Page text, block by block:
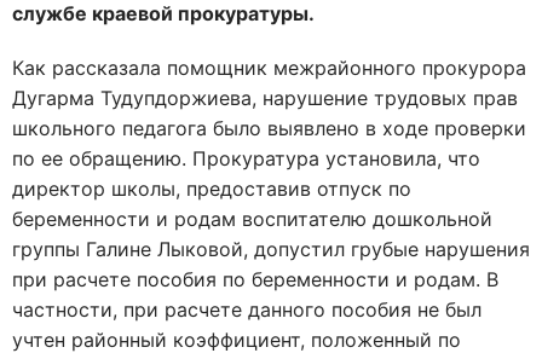
службе краевой прокуратуры.
Как рассказала помощник межрайонного прокурора
Дугарма Тудупдоржиева, нарушение трудовых прав
школьного педагога было выявлено в ходе проверки
по ее обращению. Прокуратура установила, что
директор школы, предоставив отпуск по
беременности и родам воспитателю дошкольной
группы Галине Лыковой, допустил грубые нарушения
при расчете пособия по беременности и родам. В
частности, при расчете данного пособия не был
учтен районный коэффициент, положенный по